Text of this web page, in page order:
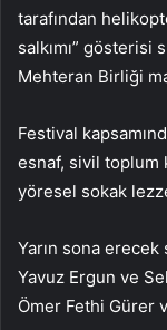
tarafından
salkımı” gösterisi
Mehteran Birliği
Festival
esnaf, sivil toplum
yöresel sokak
Yarın sona
Yavuz Ergun ve
Ömer Fethi Gürer